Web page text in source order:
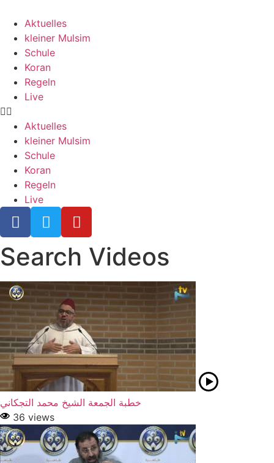
Aktuelles
kleiner Mulsim
Schule
Koran
Regeln
Live
Aktuelles
kleiner Mulsim
Schule
Koran
Regeln
Live
Search Videos
خطبة الجمعة الشيخ محمد التجكاني
36 views